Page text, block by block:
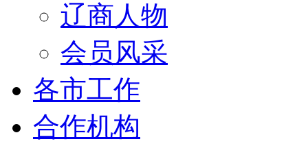
辽商人物
会员风采
各市工作
合作机构